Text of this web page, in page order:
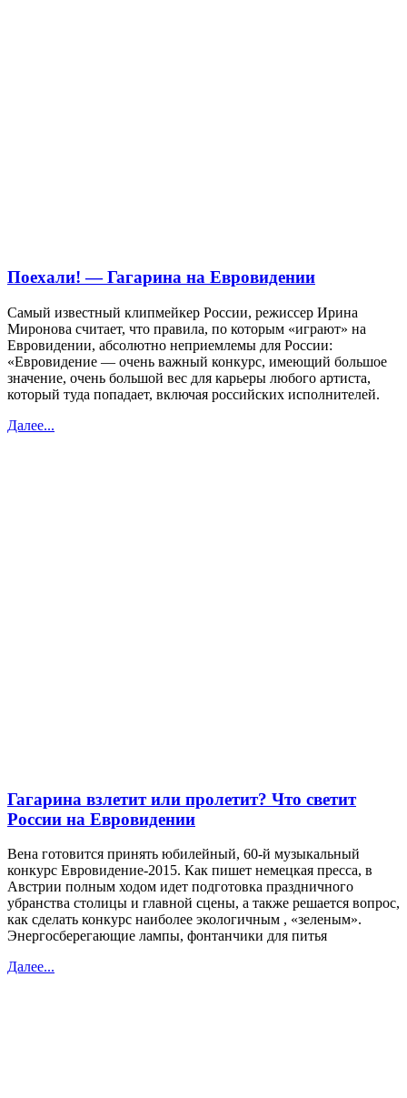
Поехали! — Гагарина на Евровидении
Самый известный клипмейкер России, режиссер Ирина
Миронова считает, что правила, по которым «играют» на
Евровидении, абсолютно неприемлемы для России:
«Евровидение — очень важный конкурс, имеющий большое
значение, очень большой вес для карьеры любого артиста,
который туда попадает, включая российских исполнителей.
Далее...
Гагарина взлетит или пролетит? Что светит
России на Евровидении
Вена готовится принять юбилейный, 60-й музыкальный
конкурс Евровидение-2015. Как пишет немецкая пресса, в
Австрии полным ходом идет подготовка праздничного
убранства столицы и главной сцены, а также решается вопрос,
как сделать конкурс наиболее экологичным , «зеленым».
Энергосберегающие лампы, фонтанчики для питья
Далее...